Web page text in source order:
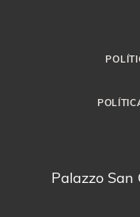
Palazzo San